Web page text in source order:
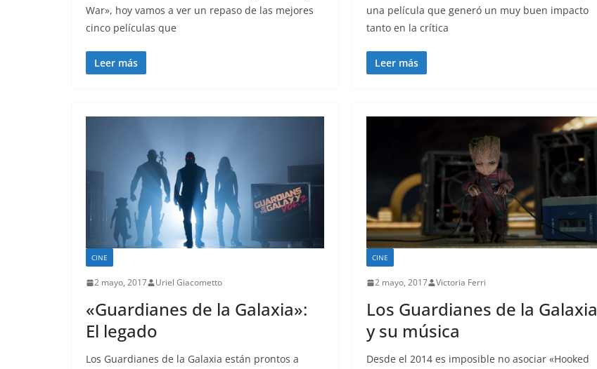
War», hoy vamos a ver un repaso de las mejores
cinco películas que
Leer más
una película que generó un muy buen impacto
tanto en la crítica
Leer más
CINE
2 mayo, 2017 Uriel Giacometto
«Guardianes de la Galaxia»:
El legado
Los Guardianes de la Galaxia están prontos a
CINE
2 mayo, 2017 Victoria Ferri
Los Guardianes de la Galaxia
y su música
Desde el 2014 es imposible no asociar «Hooked